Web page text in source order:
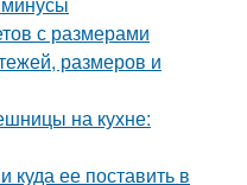
с размерами
размеров и
на кухне:
ее поставить в